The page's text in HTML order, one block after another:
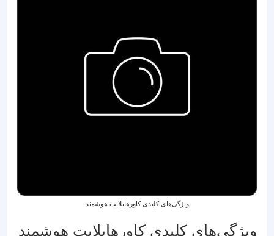
ویژگی‌های کلیدی کاورهایلایت هوشمند
ویژگی‌های کلیدی کاورهایلایت هوشمند